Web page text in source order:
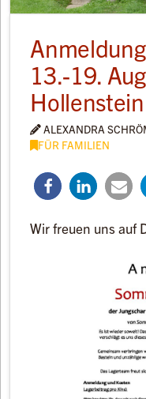
13.-19.
ALEXANDRA
FÜR FAMILIEN
Wir freuen uns auf